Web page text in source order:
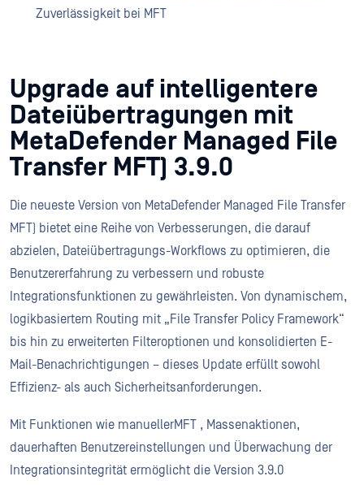
Zuverlässigkeit bei MFT
Upgrade auf intelligentere
Dateiübertragungen mit
MetaDefender Managed File
Transfer MFT) 3.9.0
Die neueste Version von MetaDefender Managed File Transfer
MFT) bietet eine Reihe von Verbesserungen, die darauf
abzielen, Dateiübertragungs-Workflows zu optimieren, die
Benutzererfahrung zu verbessern und robuste
Integrationsfunktionen zu gewährleisten. Von dynamischem,
logikbasiertem Routing mit „File Transfer Policy Framework“
bis hin zu erweiterten Filteroptionen und konsolidierten E-
Mail-Benachrichtigungen – dieses Update erfüllt sowohl
Effizienz- als auch Sicherheitsanforderungen.
Mit Funktionen wie manuellerMFT , Massenaktionen,
dauerhaften Benutzereinstellungen und Überwachung der
Integrationsintegrität ermöglicht die Version 3.9.0